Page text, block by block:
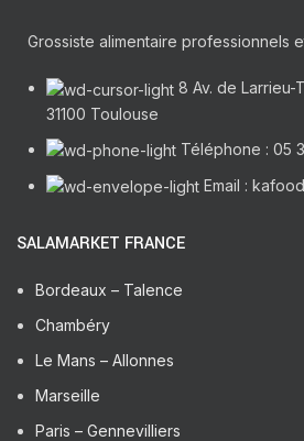
Grossiste alimentaire professionnels
8 Av. de Larrieu-
31100 Toulouse
Téléphone : 05
Email :
SALAMARKET FRANCE
Bordeaux – Talence
Chambéry
Le Mans – Allonnes
Marseille
Paris – Gennevilliers